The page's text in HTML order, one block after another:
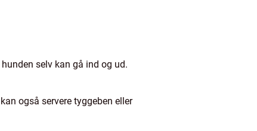
selv kan gå ind og ud.
også servere tyggeben eller